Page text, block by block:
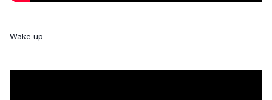
Wake up